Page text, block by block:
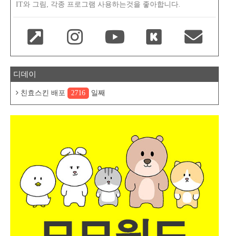
IT와 그림, 각종 프로그램 사용하는것을 좋아합니다.
디데이
친효스킨 배포 2716 일째